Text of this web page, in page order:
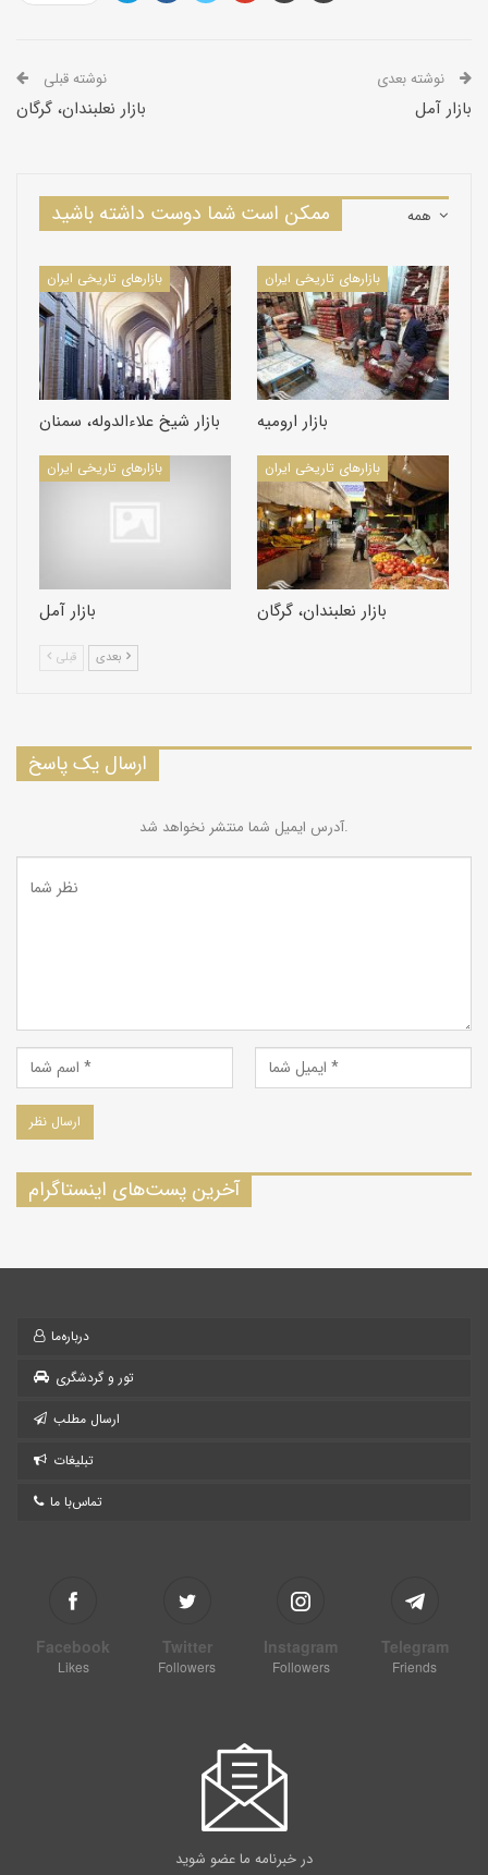
نوشته قبلی
بازار نعلبندان، گرگان بازار آمل
ممکن است شما دوست داشته باشید
بازارهای تاریخی ایران
بازار شيخ علاءالدوله، سمنان
بازارهای تاریخی ایران
بازار اروميه
بازارهای تاریخی ایران
بازار آمل
بازارهای تاریخی ایران
بازار نعلبندان، گرگان
قبلی
ارسال یک پاسخ
آدرس ایمیل شما منتشر نخواهد شد.
آخرین پست‌های اینستاگرام
درباره‌ما
تور و گردشگری
ارسال مطلب
تبلیغات
تماس‌با ما
Facebook
Likes
Twitter
Followers
Instagram
Followers
Telegram
Friends
در خبرنامه ما عضو شوید